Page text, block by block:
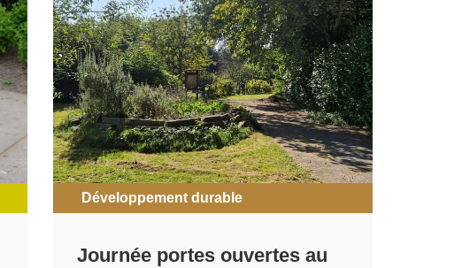
Développement durable
Journée portes ouvertes au